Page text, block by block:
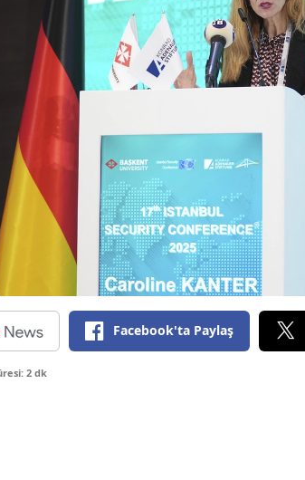
Facebook'ta Paylaş
2 dk